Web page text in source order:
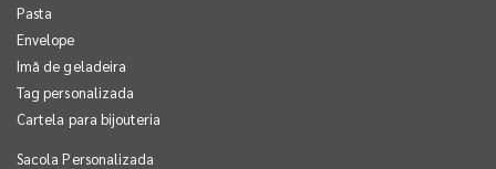
Pasta
Envelope
Imã de geladeira
Tag personalizada
Cartela para bijouteria
Sacola Personalizada